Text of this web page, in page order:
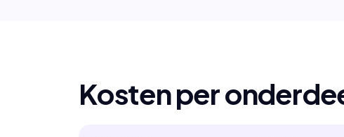
Kosten per